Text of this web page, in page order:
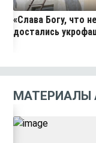
«Слава Богу, что не
достались
МАТЕРИАЛЫ